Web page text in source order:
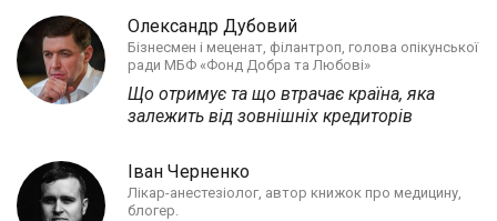
Олександр Дубовий
Бізнесмен і меценат, філантроп, голова опікунської
ради МБФ «Фонд Добра та Любові»
Що отримує та що втрачає країна, яка
залежить від зовнішніх кредиторів
Іван Черненко
Лікар-анестезіолог, автор книжок про медицину,
блогер.